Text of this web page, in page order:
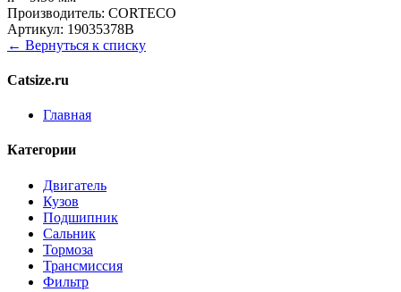
Производитель: CORTECO
Артикул: 19035378B
← Вернуться к списку
Catsize.ru
Главная
Категории
Двигатель
Кузов
Подшипник
Сальник
Тормоза
Трансмиссия
Фильтр